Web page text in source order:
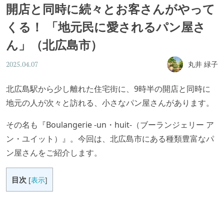
開店と同時に続々とお客さんがやって
くる！ 「地元民に愛されるパン屋さ
ん」（北広島市）
2025.04.07 丸井 緑子
北広島駅から少し離れた住宅街に、9時半の開店と同時に
地元の人が次々と訪れる、小さなパン屋さんがあります。
その名も『Boulangerie -un・huit-（ブーランジェリー ア
ン・ユイット）』。今回は、北広島市にある種類豊富なパ
ン屋さんをご紹介します。
目次 [表示]